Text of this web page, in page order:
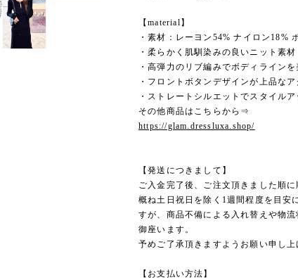
【material】
・素材：レーヨン54% ナイロン18%
・柔らかく肌馴染みの良いニット素材
・高弾力のリブ編みでボディライン
・フロントボタンデザインが上品なア
・ストレートシルエットでスタイル
その他商品はこちらから⇒
https://glam.dressluxa.shop/
【発送につきまして】
ご入金完了後、ご注文頂きました順
概ね土日祝日を除く1週間程度を目安
すが、商品不備による入れ替えや物
御座います。
予めご了承頂きますようお願い申し上
【お支払い方法】